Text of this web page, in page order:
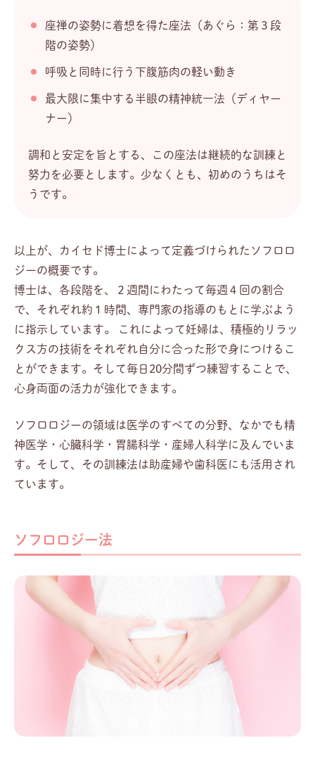
座禅の姿勢に着想を得た座法（あぐら：第３段
階の姿勢）
呼吸と同時に行う下腹筋肉の軽い動き
最大限に集中する半眼の精神統一法（ディヤー
ナー）
調和と安定を旨とする、この座法は継続的な訓練と
努力を必要とします。少なくとも、初めのうちはそ
うです。
以上が、カイセド博士によって定義づけられたソフロロ
ジーの概要です。
博士は、各段階を、２週間にわたって毎週４回の割合
で、それぞれ約１時間、専門家の指導のもとに学ぶよう
に指示しています。 これによって妊婦は、積極的リラッ
クス方の技術をそれぞれ自分に合った形で身につけるこ
とができます。そして毎日20分間ずつ練習することで、
心身両面の活力が強化できます。
ソフロロジーの領域は医学のすべての分野、なかでも精
神医学・心臓科学・胃腸科学・産婦人科学に及んでいま
す。そして、その訓練法は助産婦や歯科医にも活用され
ています。
ソフロロジー法